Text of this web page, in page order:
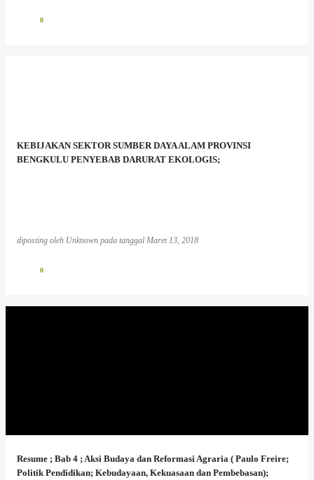
0
KEBIJAKAN SEKTOR SUMBER DAYA ALAM PROVINSI
BENGKULU PENYEBAB DARURAT EKOLOGIS;
diposting oleh Unknown pada tanggal Maret 13, 2018
0
Resume ; Bab 4 ; Aksi Budaya dan Reformasi Agraria ( Paulo Freire;
Politik Pendidikan; Kebudayaan, Kekuasaan dan Pembebasan);